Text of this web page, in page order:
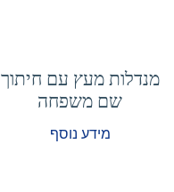
מנדלות מעץ עם חיתוך
שם משפחה
מידע נוסף